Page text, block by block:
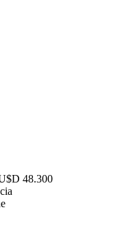
48.300